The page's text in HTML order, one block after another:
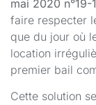
mai 2020 n°19-
faire respecter
que du jour où
location
premier bail
Cette solution